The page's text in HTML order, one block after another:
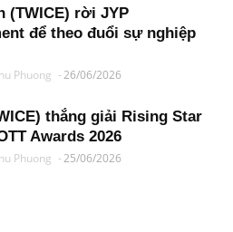
(TWICE) rời JYP
để theo đuổi sự nghiệp
Phuong -26/06/2026
thắng giải Rising Star
Awards 2026
Phuong -25/06/2026